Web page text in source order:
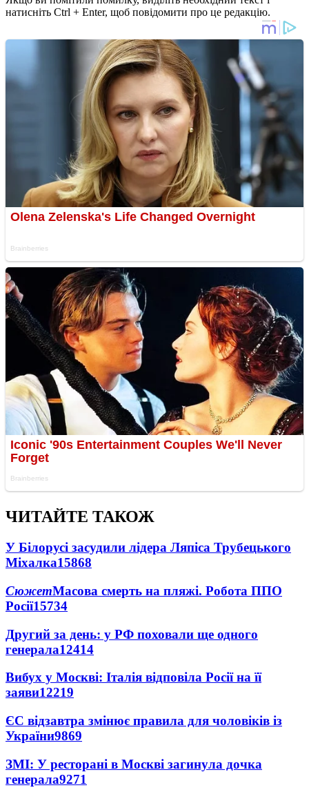
натисніть Ctrl + Enter, щоб повідомити про це редакцію.
ЧИТАЙТЕ ТАКОЖ
У Білорусі засудили лідера Ляпіса Трубецького
Міхалка15868
СюжетМасова смерть на пляжі. Робота ППО
Росії15734
Другий за день: у РФ поховали ще одного
генерала12414
Вибух у Москві: Італія відповіла Росії на її
заяви12219
ЄС відзавтра змінює правила для чоловіків із
України9869
ЗМІ: У ресторані в Москві загинула дочка
генерала9271